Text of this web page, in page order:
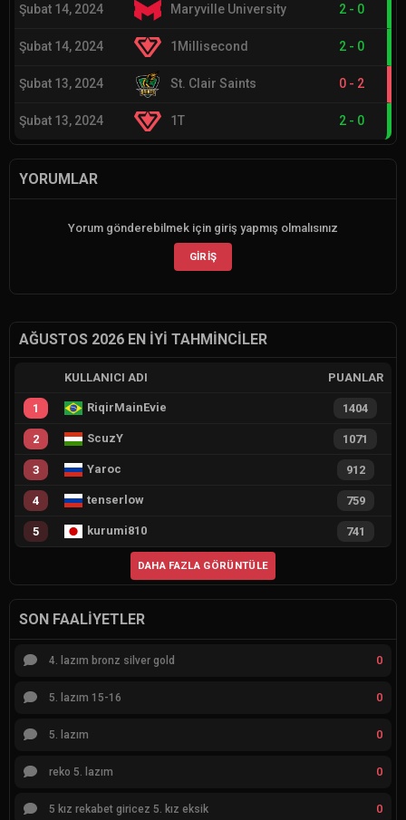
Şubat 14, 2024 Maryville University 2 - 0
Şubat 14, 2024 1Millisecond 2 - 0
Şubat 13, 2024 St. Clair Saints 0 - 2
Şubat 13, 2024 1T 2 - 0
YORUMLAR
Yorum gönderebilmek için giriş yapmış olmalısınız
GIRIŞ
AĞUSTOS 2026 EN İYI TAHMINCILER
KULLANICI ADI PUANLAR
1 RiqirMainEvie 1404
2 ScuzY 1071
3 Yaroc 912
4 tenserlow 759
5 kurumi810 741
DAHA FAZLA GÖRÜNTÜLE
SON FAALIYETLER
4. lazım bronz silver gold 0
5. lazım 15-16 0
5. lazım 0
reko 5. lazım 0
5 kız rekabet giricez 5. kız eksik 0